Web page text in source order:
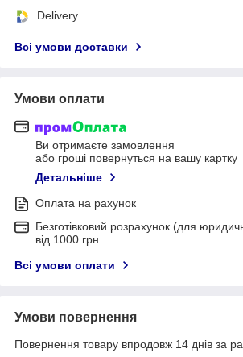
Delivery
Всі умови доставки
Умови оплати
Ви отримаєте замовлення
або гроші повернуться на вашу картку
Детальніше
Оплата на рахунок
Безготівковий розрахунок (для
від 1000 грн
Всі умови оплати
Умови повернення
Повернення товару впродовж 14 днів за